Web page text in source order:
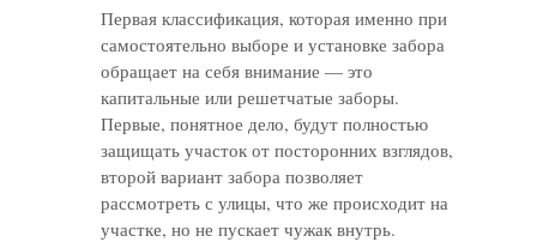
Первая классификация, которая именно при
самостоятельно выборе и установке забора
обращает на себя внимание — это
капитальные или решетчатые заборы.
Первые, понятное дело, будут полностью
защищать участок от посторонних взглядов,
второй вариант забора позволяет
рассмотреть с улицы, что же происходит на
участке, но не пускает чужак внутрь.